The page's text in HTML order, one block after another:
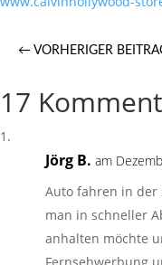
← VORHERIGER
17
Jörg B. am
Auto fahren in der
man in schneller
anhalten möchte